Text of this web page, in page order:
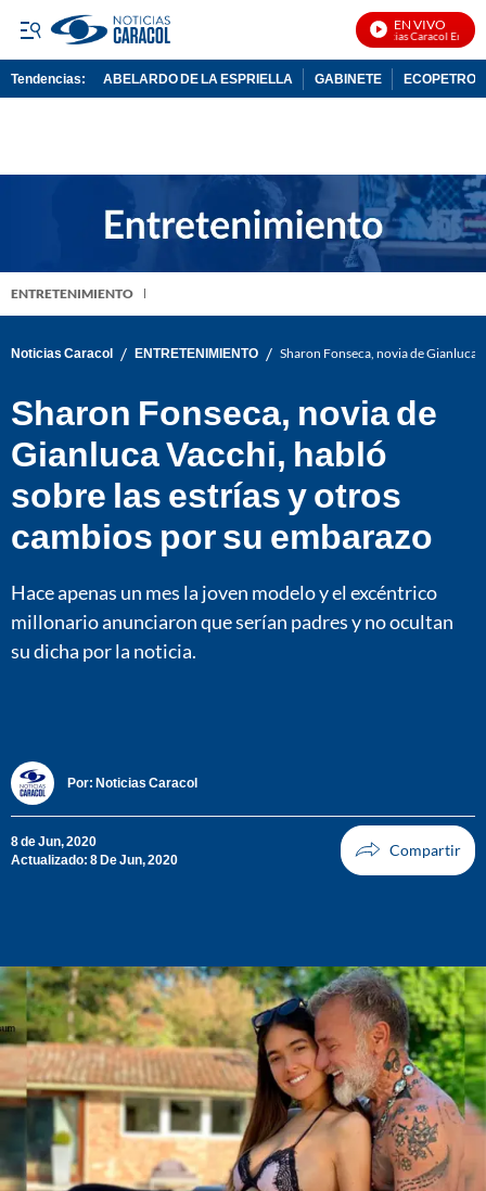
EN VIVO
Noticias Caracol En Vivo
Tendencias: ABELARDO DE LA ESPRIELLA GABINETE ECOPETROL
ENTRETENIMIENTO
Noticias Caracol / ENTRETENIMIENTO / Sharon Fonseca, novia de Gianluca
Sharon Fonseca, novia de
Gianluca Vacchi, habló
sobre las estrías y otros
cambios por su embarazo
Hace apenas un mes la joven modelo y el excéntrico
millonario anunciaron que serían padres y no ocultan
su dicha por la noticia.
Por: Noticias Caracol
8 de Jun, 2020
Actualizado: 8 De Jun, 2020